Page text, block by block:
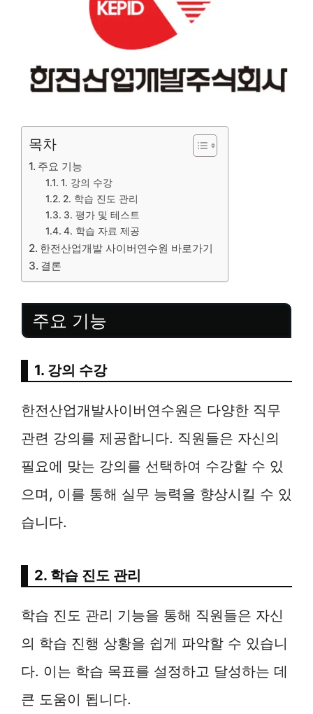
목차
주요 기능
1. 강의 수강
2. 학습 진도 관리
3. 평가 및 테스트
4. 학습 자료 제공
한전산업개발 사이버연수원 바로가기
결론
주요 기능
1. 강의 수강
한전산업개발사이버연수원은 다양한 직무
관련 강의를 제공합니다. 직원들은 자신의
필요에 맞는 강의를 선택하여 수강할 수 있
으며, 이를 통해 실무 능력을 향상시킬 수 있
습니다.
2. 학습 진도 관리
학습 진도 관리 기능을 통해 직원들은 자신
의 학습 진행 상황을 쉽게 파악할 수 있습니
다. 이는 학습 목표를 설정하고 달성하는 데
큰 도움이 됩니다.